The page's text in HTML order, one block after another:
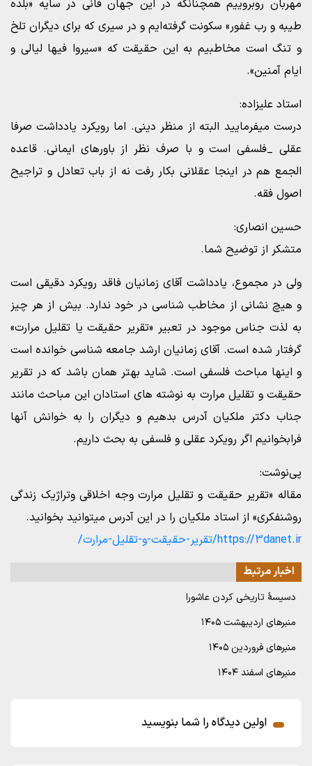
مهربان روبروییم همچنانکه در این جهان فانی در سایه «بلده
طیبه و رب غفور» سکونت گرفته‌ایم و در سیری که برای دیگران تلخ
و تنگ است مخاطبیم به این حقیقت که «سیروا فیها لیالی و
ایام آمنین».
استاد علیزاده:
درست میفرمایید البته از منظر دینی. اما رویکرد یادداشت صرفا
عقلی _فلسفی است و با صرف نظر از باورهای ایمانی. قاعده
الجمع هم در اینجا عقلانی بکار رفت نه از باب تعادل و تراجیح
اصول فقه.
حسین انصاری:
متشکر از توضیح شما.
ولی در مجموع، یادداشت آقای زمانیان فاقد رویکرد دقیقی است
و هیچ نشانی از مخاطب شناسی در خود ندارد. بیش از هر چیز
به لذت جناس موجود در تعبیر «تقریر حقیقت یا تقلیل مرارت»
گرفتار شده است. آقای زمانیان ارشد جامعه شناسی خوانده است
و اینها مباحث فلسفی است. شاید بهتر همان باشد که در تقریر
حقیقت و تقلیل مرارت به نوشته های استادان این مباحث مانند
جناب دکتر ملکیان آدرس بدهیم و دیگران را به خوانش آنها
فرابخوانیم اگر رویکرد عقلی و فلسفی به بحث داریم.
پی‌نوشت:
مقاله «تقریر حقیقت و تقلیل مرارت وجه اخلاقی وتراژیک زندگی
روشنفکری» از استاد ملکیان را در این آدرس میتوانید بخوانید.
https://3danet.ir/تقریر-حقیقت-و-تقلیل-مرارت/
اخبار مرتبط
دسیسۀ تاریخی کردن عاشورا
منبرهای اردیبهشت ۱۴۰۵
منبرهای فروردین ۱۴۰۵
منبرهای اسفند ۱۴۰۴
اولین دیدگاه را شما بنویسید